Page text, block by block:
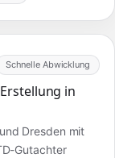
Schnelle Abwicklung
in
Dresden mit
Gutachter